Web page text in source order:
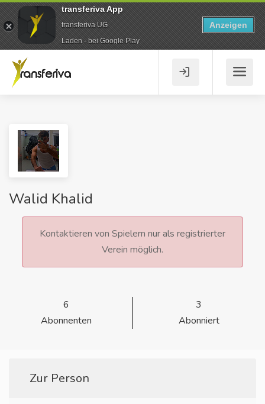
Walid Khalid
Kontaktieren von Spielern nur als registrierter
Verein möglich.
6
Abonnenten
3
Abonniert
Zur Person
transferiva App
transferiva UG
Laden - bei Google Play
Anzeigen